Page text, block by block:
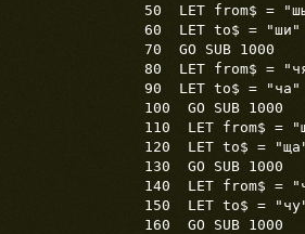
50 LET from$ =
60 LET to$ = "ши"
70 GO SUB 1000
80 LET from$ =
90 LET to$ = "ча"
100 GO SUB 1000
110 LET from$ =
120 LET to$ =
130 GO SUB 1000
140 LET from$ =
150 LET to$ =
160 GO SUB 1000